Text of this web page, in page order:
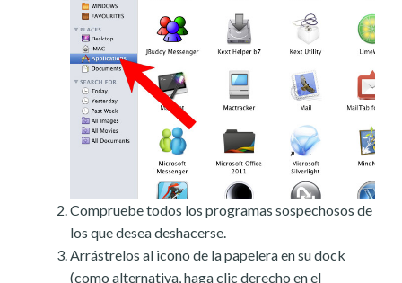
Compruebe todos los programas sospechosos de
los que desea deshacerse.
Arrástrelos al icono de la papelera en su dock
(como alternativa, haga clic derecho en el